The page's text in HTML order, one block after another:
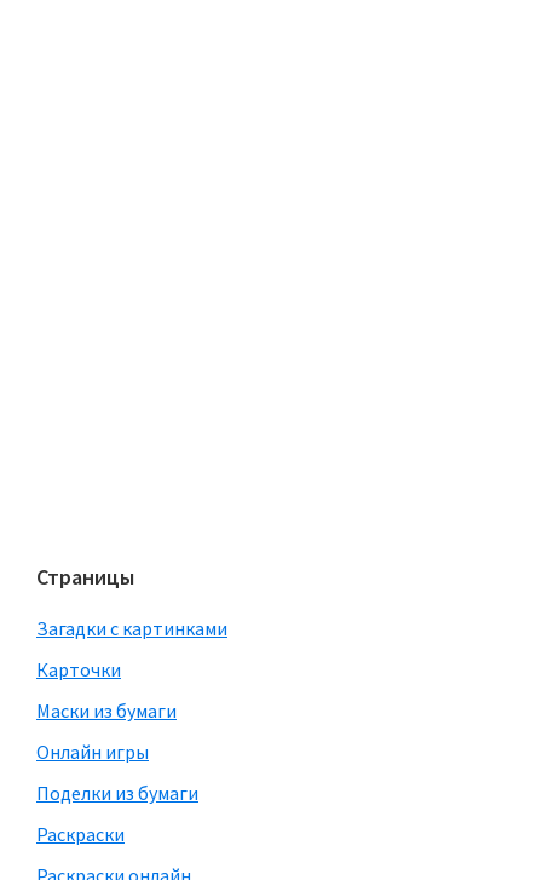
Страницы
Загадки с картинками
Карточки
Маски из бумаги
Онлайн игры
Поделки из бумаги
Раскраски
Раскраски онлайн